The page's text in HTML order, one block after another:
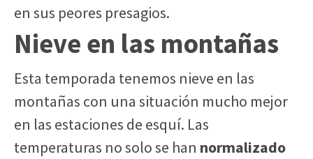
en sus peores presagios.
Nieve en las montañas
Esta temporada tenemos nieve en las
montañas con una situación mucho mejor
en las estaciones de esquí. Las
temperaturas no solo se han normalizado